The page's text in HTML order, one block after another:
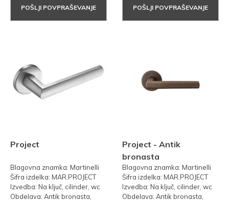
POŠLJI POVPRAŠEVANJE POŠLJI POVPRAŠEVANJE
Project
Blagovna znamka: Martinelli
Šifra izdelka: MAR.PROJECT
Izvedba: Na ključ, cilinder, wc
Obdelava: Antik bronasta,
Project - Antik
bronasta
Blagovna znamka: Martinelli
Šifra izdelka: MAR.PROJECT
Izvedba: Na ključ, cilinder, wc
Obdelava: Antik bronasta,